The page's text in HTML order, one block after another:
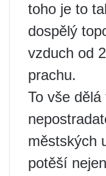
toho je to
dospělý
vzduch od
prachu.
To vše dělá
městských
potěší